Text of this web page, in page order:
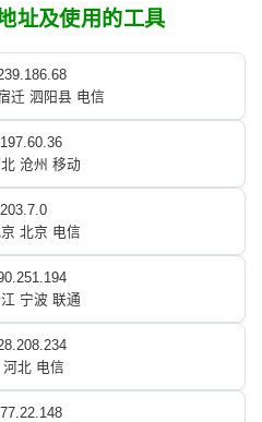
址及使用的工具
迁 泗阳县 电信
沧州 移动
北京 电信
宁波 联通
河北 电信